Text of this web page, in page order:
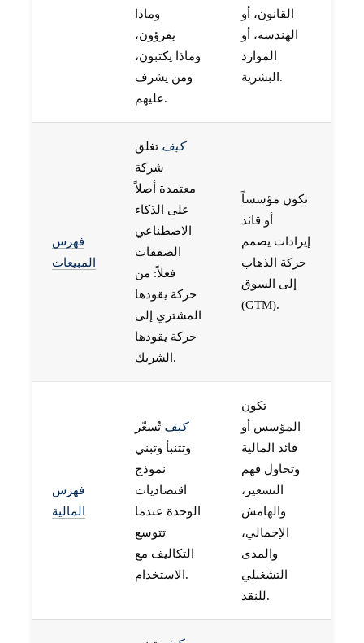
وماذا
يقرؤون،
وماذا يكتبون،
ومن يشرف
عليهم.
القانون، أو
الهندسة، أو
الموارد
البشرية.
فهرس
المبيعات
كيف تغلق
شركة
معتمدة أصلاً
على الذكاء
الاصطناعي
الصفقات
فعلاً: من
حركة يقودها
المشتري إلى
حركة يقودها
الشريك.
تكون مؤسساً
أو قائد
إيرادات يصمم
حركة الذهاب
إلى السوق
(GTM).
فهرس
المالية
كيف تُسعّر
وتتنبأ وتبني
نموذج
اقتصاديات
الوحدة عندما
تتوسع
التكاليف مع
الاستخدام.
تكون
المؤسس أو
قائد المالية
وتحاول فهم
التسعير،
والهامش
الإجمالي،
والمدى
التشغيلي
للنقد.